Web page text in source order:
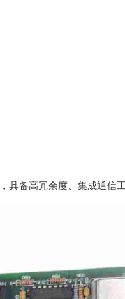
备高冗余度、集成通信